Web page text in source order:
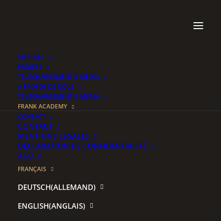
VITRINES
PROJETS
TÉLÉCHARGEMENT & MEDIA
A PROPOS DE NOUS
TÉLÉCHARGEMENT & MEDIA
FRANK ACADEMY
.CONTACT
CONTACT
MENTIONS LÉGALES
DÉCLARATION DE CONFIDENTIALITÉ
AGB
FRANÇAIS
DEUTSCH(ALLEMAND)
ENGLISH(ANGLAIS)